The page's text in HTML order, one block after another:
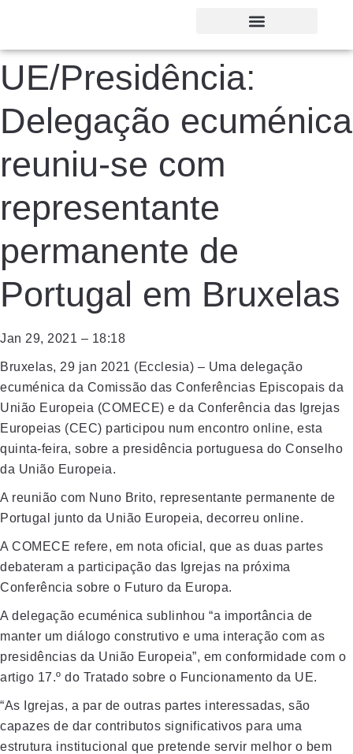
UE/Presidência:
Delegação ecuménica
reuniu-se com
representante
permanente de
Portugal em Bruxelas
Jan 29, 2021 – 18:18
Bruxelas, 29 jan 2021 (Ecclesia) – Uma delegação
ecuménica da Comissão das Conferências Episcopais da
União Europeia (COMECE) e da Conferência das Igrejas
Europeias (CEC) participou num encontro online, esta
quinta-feira, sobre a presidência portuguesa do Conselho
da União Europeia.
A reunião com Nuno Brito, representante permanente de
Portugal junto da União Europeia, decorreu online.
A COMECE refere, em nota oficial, que as duas partes
debateram a participação das Igrejas na próxima
Conferência sobre o Futuro da Europa.
A delegação ecuménica sublinhou “a importância de
manter um diálogo construtivo e uma interação com as
presidências da União Europeia”, em conformidade com o
artigo 17.º do Tratado sobre o Funcionamento da UE.
“As Igrejas, a par de outras partes interessadas, são
capazes de dar contributos significativos para uma
estrutura institucional que pretende servir melhor o bem